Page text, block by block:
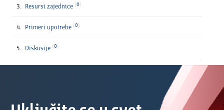
Resursi zajednice 0
Primeri upotrebe 0
Diskusije 0